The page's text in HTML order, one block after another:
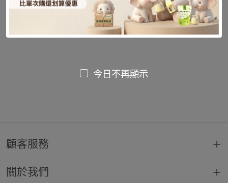
顧客服務
關於我們
今日不再顯示